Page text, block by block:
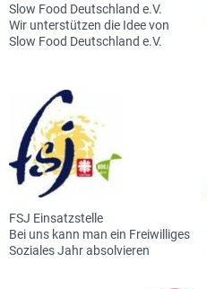
Slow Food Deutschland e.V.
Wir unterstützen die Idee von
Slow Food Deutschland e.V.
FSJ Einsatzstelle
Bei uns kann man ein Freiwilliges
Soziales Jahr absolvieren